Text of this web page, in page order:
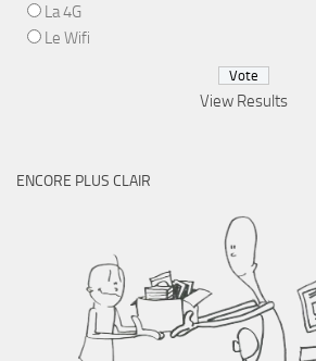
La 4G
Le Wifi
View Results
ENCORE PLUS CLAIR